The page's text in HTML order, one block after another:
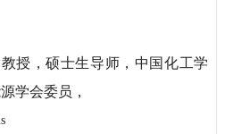
授，硕士生导师，中国化工学
学会委员，